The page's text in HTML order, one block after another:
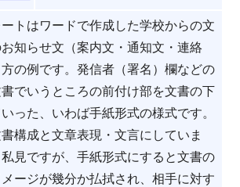
トはワードで作成した学校からの文
知らせ文（案内文・通知文・連絡
の例です。発信者（署名）欄などの
でいうところの前付け部を文書の下
った、いわば手紙形式の様式です。
構成と文章表現・文言にしていま
見ですが、手紙形式にすると文書の
ージが幾分か払拭され、相手に対す